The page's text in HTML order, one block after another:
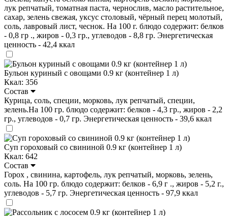
лук репчатый, томатная паста, чернослив, масло растительное,
сахар, зелень свежая, уксус столовый, чёрный перец молотый,
соль, лавровый лист, чеснок. На 100 г. блюдо содержит: белков
- 0,8 гр ., жиров - 0,3 гр., углеводов - 8,8 гр. Энергетическая
ценность - 42,4 ккал
Бульон куриный с овощами 0.9 кг (контейнер 1 л)
Ккал: 356
Состав
Курица, соль, специи, морковь, лук репчатый, специи,
зелень.На 100 гр. блюдо содержит: белков - 4,3 гр., жиров - 2,2
гр., углеводов - 0,7 гр. Энергетическая ценность - 39,6 ккал
Суп гороховый со свининой 0.9 кг (контейнер 1 л)
Ккал: 642
Состав
Горох , свинина, картофель, лук репчатый, морковь, зелень,
соль. На 100 гр. блюдо содержит: белков - 6,9 г ., жиров - 5,2 г.,
углеводов - 5,7 гр. Энергетическая ценность - 97,9 ккал